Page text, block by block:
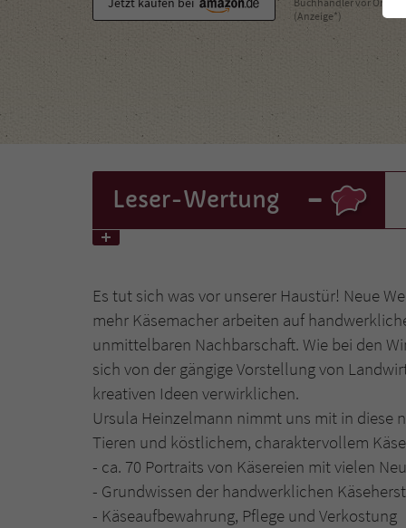
(Anzeige*)
Leser-Wertung -
Es tut sich was vor unserer Haustür! Neue
mehr Käsemacher arbeiten auf
unmittelbaren Nachbarschaft. Wie bei den
sich von der gängige Vorstellung von
kreativen Ideen verwirklichen.
Ursula Heinzelmann nimmt uns mit in diese
Tieren und köstlichem, charaktervollem
- ca. 70 Portraits von Käsereien mit vielen
- Grundwissen der handwerklichen
- Käseaufbewahrung, Pflege und Verkostung